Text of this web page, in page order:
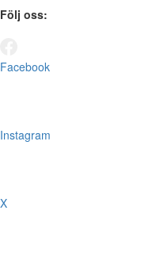
Följ oss:
Facebook
Instagram
X